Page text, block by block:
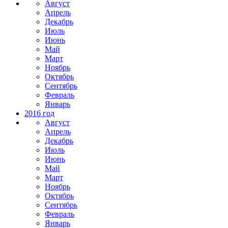
Август
Апрель
Декабрь
Июль
Июнь
Май
Март
Ноябрь
Октябрь
Сентябрь
Февраль
Январь
2016 год
Август
Апрель
Декабрь
Июль
Июнь
Май
Март
Ноябрь
Октябрь
Сентябрь
Февраль
Январь